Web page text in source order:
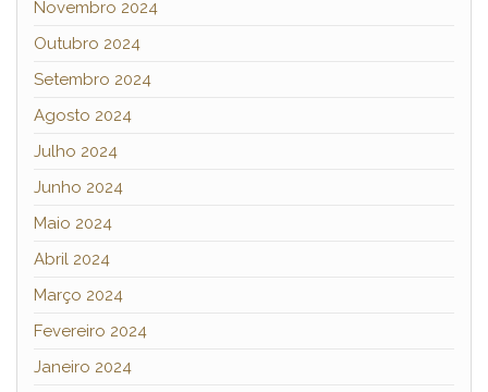
Novembro 2024
Outubro 2024
Setembro 2024
Agosto 2024
Julho 2024
Junho 2024
Maio 2024
Abril 2024
Março 2024
Fevereiro 2024
Janeiro 2024